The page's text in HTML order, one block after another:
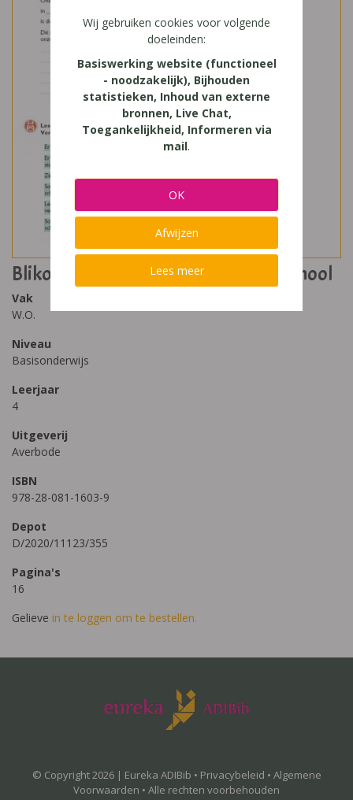
Blikopener Themabundel 4 - Naar School
Vak
W.O.
Niveau
Basisonderwijs
Leerjaar
4
Uitgeverij
Averbode
ISBN
978-28-081-1603-9
Depot
D/2020/11123/355
Pagina's
16
Gelieve in te loggen om te bestellen.
© Copyright 2026 | Eureka ADIBib • Privacybeleid • Algemene
Voorwaarden • Alle rechten voorbehouden
Wij gebruiken cookies voor volgende
doeleinden:
Basiswerking website (functioneel
- noodzakelijk), Bijhouden
statistieken, Inhoud van externe
bronnen, Live Chat,
Toegankelijkheid, Informeren via
mail.
OK
Afwijzen
Lees meer